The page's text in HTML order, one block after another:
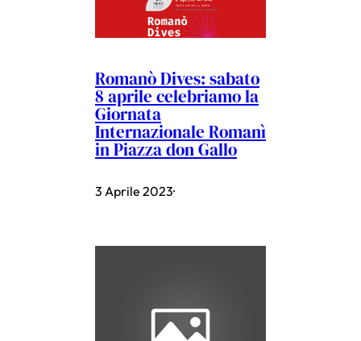
Romanò Dives: sabato
8 aprile celebriamo la
Giornata
Internazionale Romanì
in Piazza don Gallo
3 Aprile 2023·